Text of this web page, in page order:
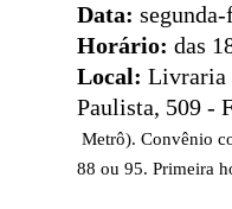
Data:
Horário: das
Local: Livraria
Paulista, 509 -
Metrô). Convênio
88 ou 95. Primeira